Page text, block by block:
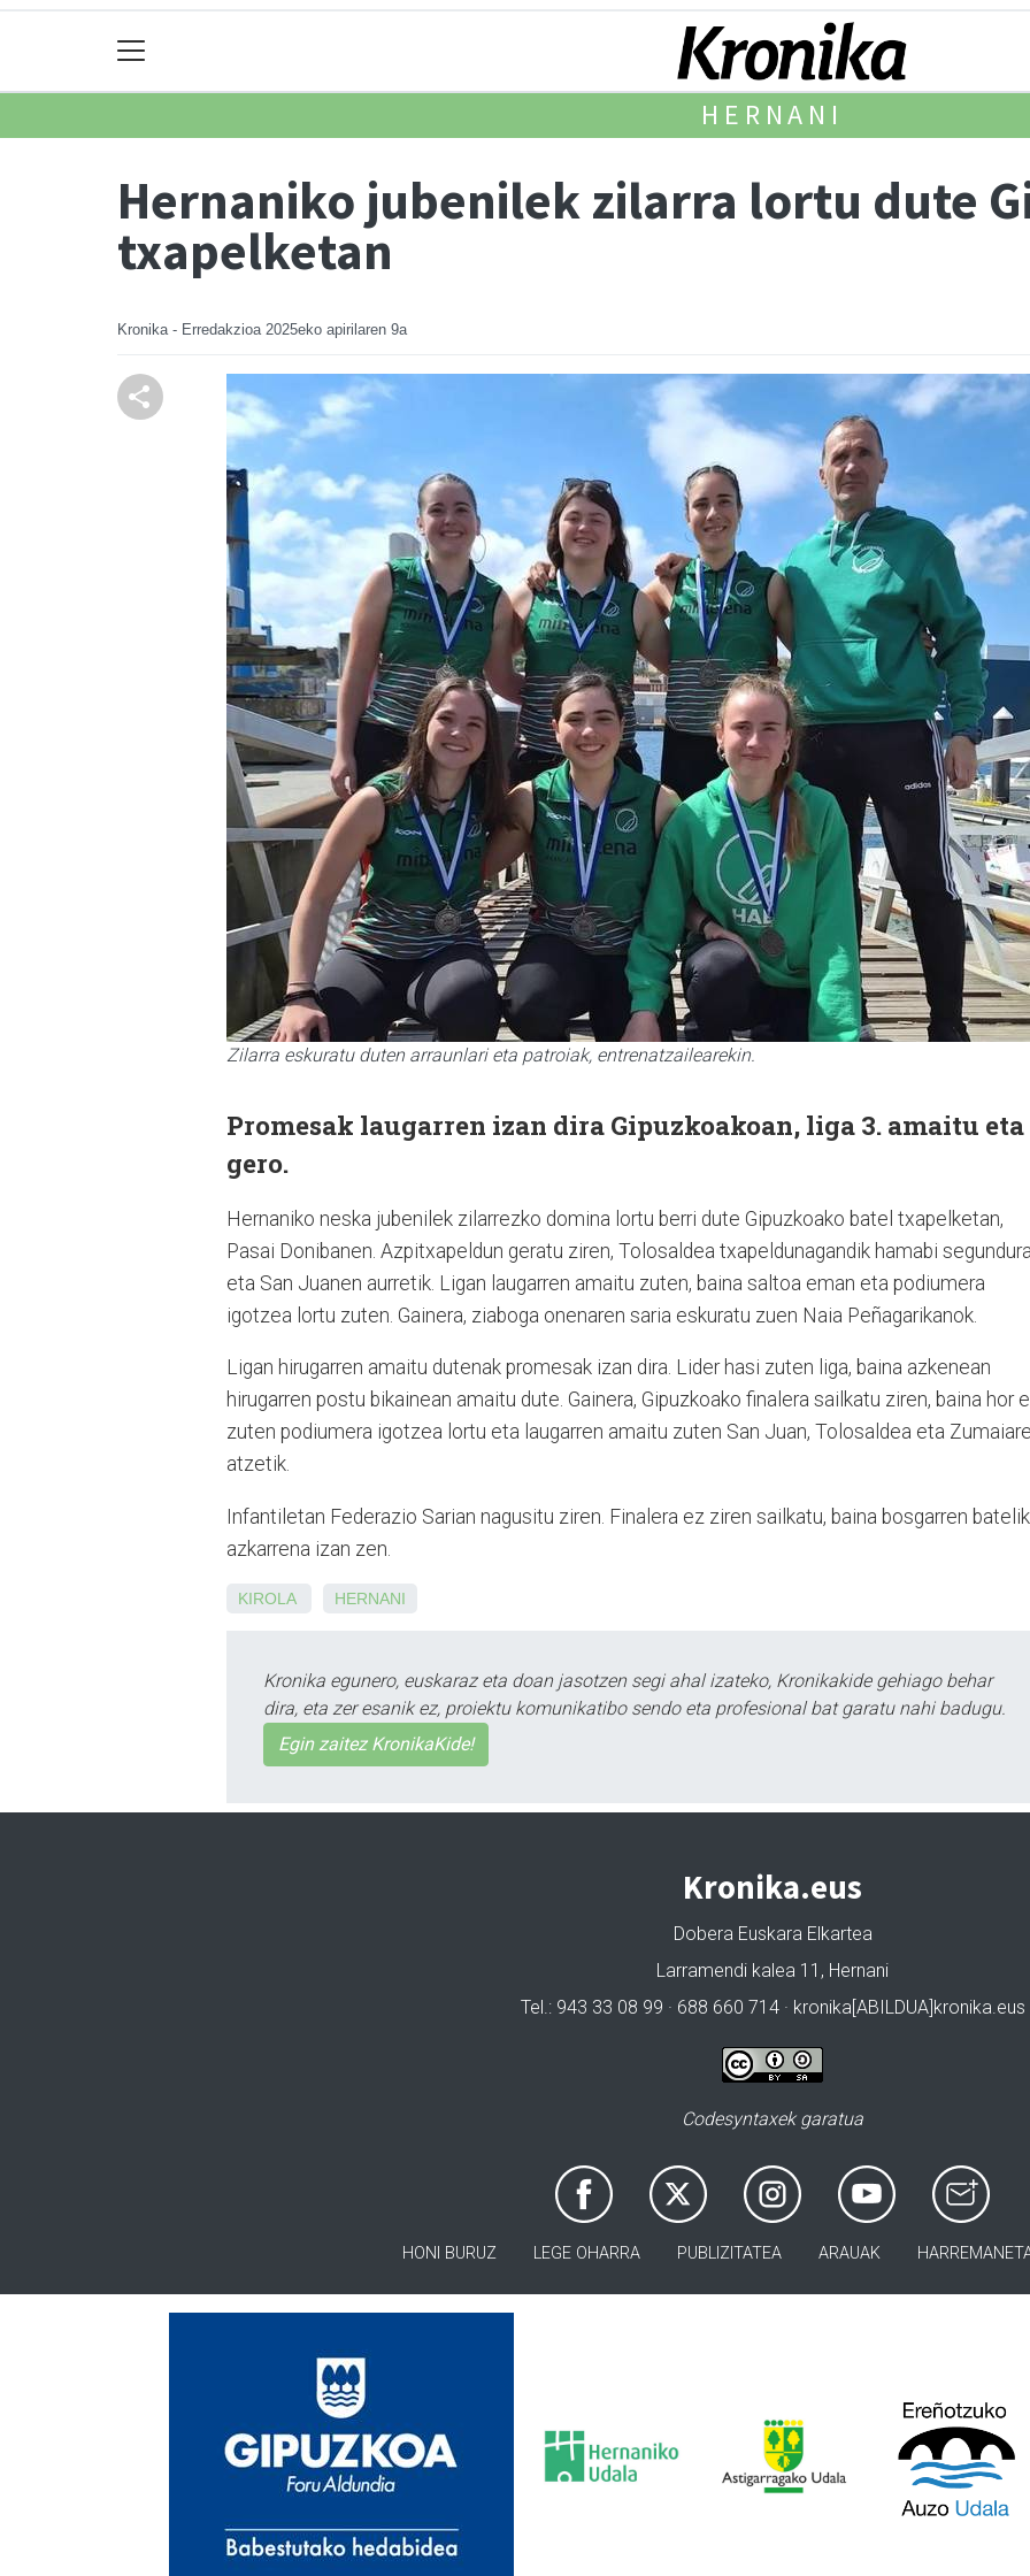
HERNANI
Hernaniko jubenilek zilarra lortu dute
txapelketan
Kronika - Erredakzioa 2025eko apirilaren 9a
Zilarra eskuratu duten arraunlari eta patroiak, entrenatzailearekin.
Promesak laugarren izan dira Gipuzkoakoan, liga 3. amaitu eta
gero.
Hernaniko neska jubenilek zilarrezko domina lortu berri dute Gipuzkoako batel txapelketan,
Pasai Donibanen. Azpitxapeldun geratu ziren, Tolosaldea txapeldunagandik hamabi segundura
eta San Juanen aurretik. Ligan laugarren amaitu zuten, baina saltoa eman eta podiumera
igotzea lortu zuten. Gainera, ziaboga onenaren saria eskuratu zuen Naia Peñagarikanok.
Ligan hirugarren amaitu dutenak promesak izan dira. Lider hasi zuten liga, baina azkenean
hirugarren postu bikainean amaitu dute. Gainera, Gipuzkoako finalera sailkatu ziren, baina hor
zuten podiumera igotzea lortu eta laugarren amaitu zuten San Juan, Tolosaldea eta
atzetik.
Infantiletan Federazio Sarian nagusitu ziren. Finalera ez ziren sailkatu, baina bosgarren batelik
azkarrena izan zen.
KIROLA HERNANI
Kronika egunero, euskaraz eta doan jasotzen segi ahal izateko, Kronikakide gehiago behar
dira, eta zer esanik ez, proiektu komunikatibo sendo eta profesional bat garatu nahi badugu.
Egin zaitez KronikaKide!
Kronika.eus
Dobera Euskara Elkartea
Larramendi kalea 11, Hernani
Tel.: 943 33 08 99 · 688 660 714 · kronika[ABILDUA]kronika.eus
Codesyntaxek garatua
HONI BURUZ LEGE OHARRA PUBLIZITATEA ARAUAK